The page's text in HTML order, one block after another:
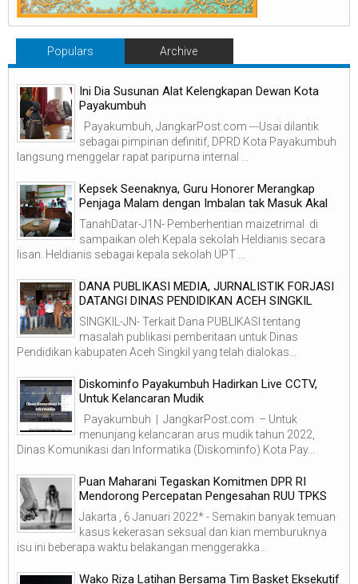
Populars Archive
Ini Dia Susunan Alat Kelengkapan Dewan Kota
Payakumbuh
Payakumbuh, JangkarPost.com ---Usai dilantik
sebagai pimpinan definitif, DPRD Kota Payakumbuh
langsung menggelar rapat paripurna internal ...
Kepsek Seenaknya, Guru Honorer Merangkap
Penjaga Malam dengan Imbalan tak Masuk Akal
TanahDatar-J1N- Pemberhentian maizetrimal di
sampaikan oleh Kepala sekolah Heldianis secara
lisan. Heldianis sebagai kepala sekolah UPT ...
DANA PUBLIKASI MEDIA, JURNALISTIK FORJASI
DATANGI DINAS PENDIDIKAN ACEH SINGKIL
SINGKIL-JN- Terkait Dana PUBLIKASI tentang
masalah publikasi pemberitaan untuk Dinas
Pendidikan kabupaten Aceh Singkil yang telah dialokas...
Diskominfo Payakumbuh Hadirkan Live CCTV,
Untuk Kelancaran Mudik
Payakumbuh | JangkarPost.com – Untuk
menunjang kelancaran arus mudik tahun 2022,
Dinas Komunikasi dan Informatika (Diskominfo) Kota Pay...
Puan Maharani Tegaskan Komitmen DPR RI
Mendorong Percepatan Pengesahan RUU TPKS
Jakarta , 6 Januari 2022* - Semakin banyak temuan
kasus kekerasan seksual dan kian memburuknya
isu ini beberapa waktu belakangan menggerakka...
Wako Riza Latihan Bersama Tim Basket Eksekutif